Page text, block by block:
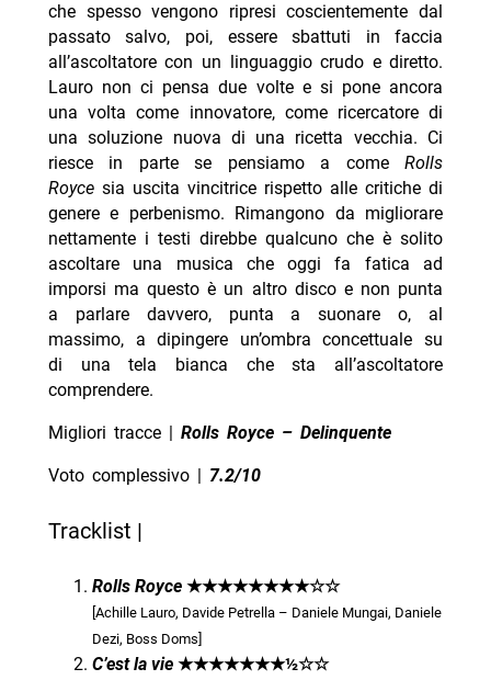
che spesso vengono ripresi coscientemente dal
passato salvo, poi, essere sbattuti in faccia
all’ascoltatore con un linguaggio crudo e diretto.
Lauro non ci pensa due volte e si pone ancora
una volta come innovatore, come ricercatore di
una soluzione nuova di una ricetta vecchia. Ci
riesce in parte se pensiamo a comeRolls
Royce sia uscita vincitrice rispetto alle critiche di
genere e perbenismo. Rimangono da migliorare
nettamente i testi direbbe qualcuno che è solito
ascoltare una musica che oggi fa fatica ad
imporsi ma questo è un altro disco e non punta
a parlare davvero, punta a suonare o, al
massimo, a dipingere un’ombra concettuale su
di una tela bianca che sta all’ascoltatore
comprendere.
Migliori tracce | Rolls Royce – Delinquente
Voto complessivo | 7.2/10
Tracklist |
Rolls Royce ★★★★★★★★☆☆
[Achille Lauro, Davide Petrella – Daniele Mungai, Daniele
Dezi, Boss Doms]
C’est la vie ★★★★★★★½☆☆